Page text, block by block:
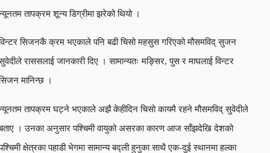
तापक्रम शून्य डिग्रीमा झरेको थियो ।
सिजनकै क्रम भएकाले पनि बढी चिसो महसुस गरिएको मौसमविद् सुजन
राससलाई जानकारी दिए । सामान्यतः मङ्सिर, पुस र माघलाई विन्टर
मानिन्छ ।
तापक्रम घट्ने भएकाले अझै केहीदिन चिसो कायमै रहने मौसमविद् सुवेदीले
। उनका अनुसार पश्चिमी वायुको असरका कारण आज साँझदेखि देशको
क्षेत्रका पहाडी भेगमा सामान्य बद्ली हुनुका साथै एक-दुई स्थानमा हल्का